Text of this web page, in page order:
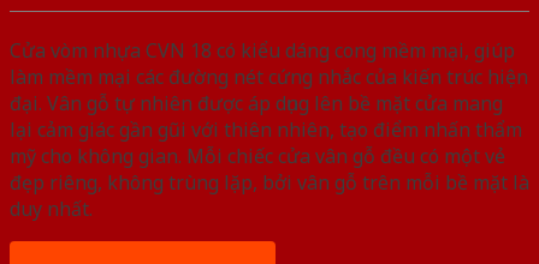
Cửa vòm nhựa CVN 18 có kiểu dáng cong mềm mại, giúp
làm mềm mại các đường nét cứng nhắc của kiến trúc hiện
đại. Vân gỗ tự nhiên được áp dụng lên bề mặt cửa mang
lại cảm giác gần gũi với thiên nhiên, tạo điểm nhấn thẩm
mỹ cho không gian. Mỗi chiếc cửa vân gỗ đều có một vẻ
đẹp riêng, không trùng lặp, bởi vân gỗ trên mỗi bề mặt là
duy nhất.